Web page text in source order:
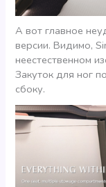
А вот главное
версии. Видимо,
неестественном
Закуток для ног
сбоку.